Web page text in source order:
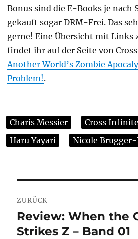
Bonus sind die E-Books je nach
gekauft sogar DRM-Frei. Das
gerne! Eine Übersicht mit Links
findet ihr auf der Seite von
Another World’s Zombie
Problem!.
Charis Messier Cross
Haru Yayari
Nicole
ZURÜCK
Vorheriger
Beitrag:
Review: When the
Strikes Z – Band 01